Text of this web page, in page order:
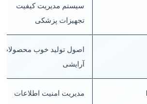
سیستم مدیریت کیفیت
تجهیزات پزشکی
اصول تولید خوب محصولات
آرایشی
مدیریت امنیت اطلاعات